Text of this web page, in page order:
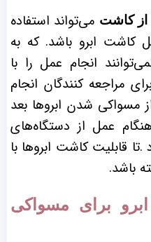
از کاشت می‌تواند استفاده
کاشت ابرو باشد. که به
انجام عمل را با
مراجعه کنندگان انجام
مسواکی شدن ابروها بعد
عمل از دستگاه‌های
قابلیت کاشت ابرو‌ها با
باشد.
برای مسواکی